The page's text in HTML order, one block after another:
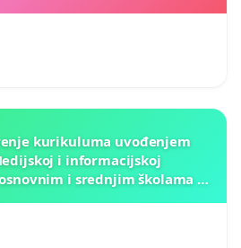
kurikuluma uvođenjem
i informacijskoj
i srednjim školama u